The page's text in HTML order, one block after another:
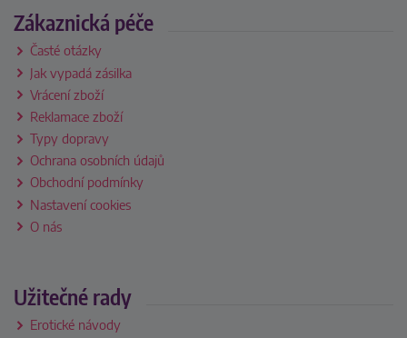
Zákaznická péče
Časté otázky
Jak vypadá zásilka
Vrácení zboží
Reklamace zboží
Typy dopravy
Ochrana osobních údajů
Obchodní podmínky
Nastavení cookies
O nás
Užitečné rady
Erotické návody